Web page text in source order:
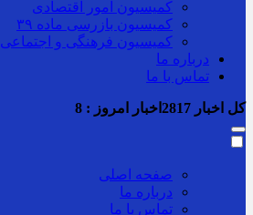
کمیسیون امور اقتصادی
کمیسیون بازرسی ماده ۳۹
کمیسیون فرهنگی و اجتماعی
درباره ما
تماس با ما
کل اخبار اخبار امروز : 8
صفحه اصلی
درباره ما
تماس با ما